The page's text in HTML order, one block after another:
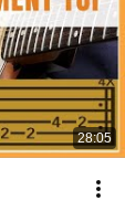
28:05